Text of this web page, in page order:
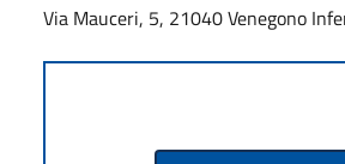
Via Mauceri, 5, 21040 Venegono